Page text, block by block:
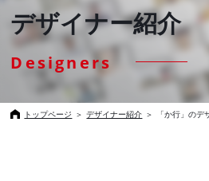
デザイナー紹介
Designers
トップページ ＞ デザイナー紹介 ＞ 「か行」の